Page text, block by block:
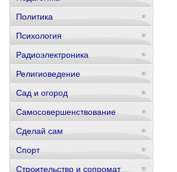
Политика
Психология
Радиоэлектроника
Религиоведение
Сад и огород
Самосовершенствование
Сделай сам
Спорт
Строительство и сопромат